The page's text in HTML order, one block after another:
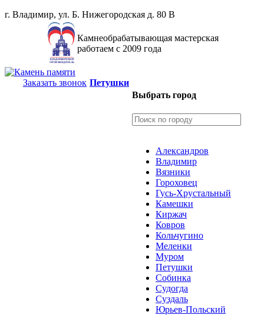
г. Владимир, ул. Б. Нижегородская д. 80 В
Камнеобрабатывающая мастерская
работаем с 2009 года
Заказать звонок Петушки
Выбрать город
Александров
Владимир
Вязники
Гороховец
Гусь-Хрустальный
Камешки
Киржач
Ковров
Кольчугино
Меленки
Муром
Петушки
Собинка
Судогда
Суздаль
Юрьев-Польский